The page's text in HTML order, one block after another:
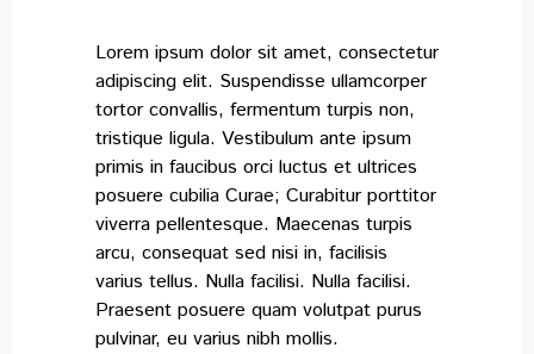
Lorem ipsum dolor sit amet, consectetur
adipiscing elit. Suspendisse ullamcorper
tortor convallis, fermentum turpis non,
tristique ligula. Vestibulum ante ipsum
primis in faucibus orci luctus et ultrices
posuere cubilia Curae; Curabitur porttitor
viverra pellentesque. Maecenas turpis
arcu, consequat sed nisi in, facilisis
varius tellus. Nulla facilisi. Nulla facilisi.
Praesent posuere quam volutpat purus
pulvinar, eu varius nibh mollis.